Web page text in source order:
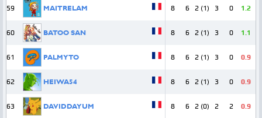
59 MAITRELAM 8 6 2 (1) 3 0 1.2
60 BATOO SAN 8 6 2 (1) 3 0 1.1
61 PALMYTO 8 6 2 (1) 3 0 0.9
62 HEIWA54 8 6 2 (1) 3 0 0.9
63 DAVIDDAYUM 8 6 2 (0) 2 2 0.9